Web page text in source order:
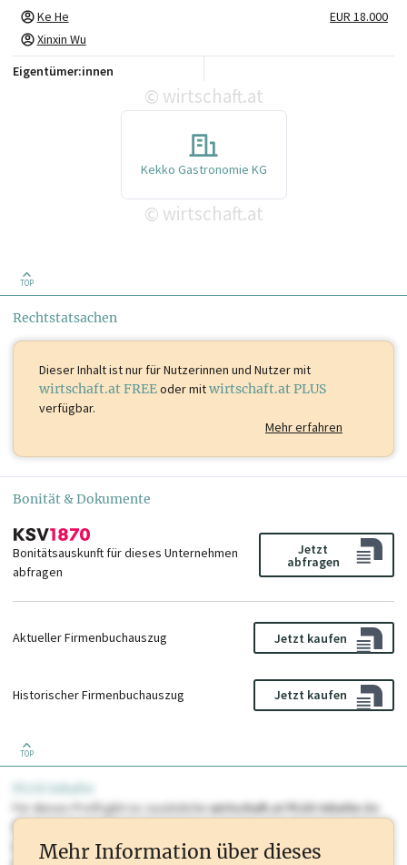
Ke He
EUR 18.000
Xinxin Wu
Eigentümer:innen
© wirtschaft.at
Kekko Gastronomie KG
© wirtschaft.at
TOP
Rechtstatsachen
Dieser Inhalt istnur für Nutzerinnen und Nutzer mit
wirtschaft.at FREEoder mitwirtschaft.at PLUS
verfügbar.
Mehr erfahren
Bonität & Dokumente
Bonitätsauskunft für dieses Unternehmen
abfragen
Jetzt
abfragen
Aktueller Firmenbuchauszug Jetzt kaufen
Historischer Firmenbuchauszug Jetzt kaufen
TOP
PLUS Inhalte
Für dieses Profil gibt es zusätzlichewirtschaft.at PLUS Inhaltedie
Sie momentan nicht einsehen können. Schalten Sie dieses Profil frei
oder loggen Sie sich ein um diese Inhalte zu sehen. wirtschaft.at PLUS
Mehr Information über dieses